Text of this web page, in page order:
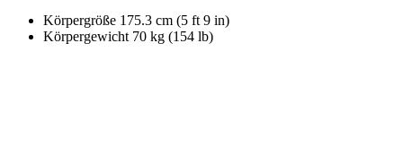
Körpergröße 175.3 cm (5 ft 9 in)
Körpergewicht 70 kg (154 lb)